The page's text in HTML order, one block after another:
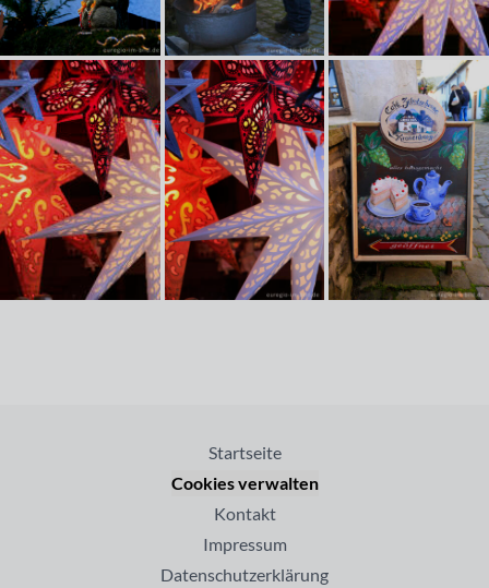
Startseite
Cookies verwalten
Kontakt
Impressum
Datenschutzerklärung